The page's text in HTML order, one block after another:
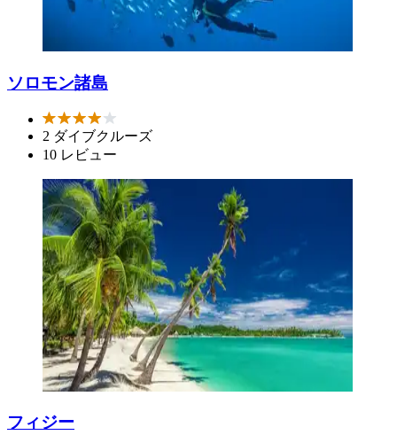
ソロモン諸島
2 ダイブクルーズ
10 レビュー
フィジー